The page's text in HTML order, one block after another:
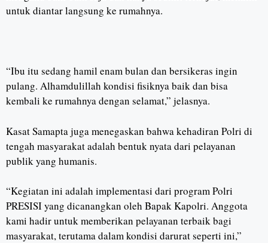
untuk diantar langsung ke rumahnya.
“Ibu itu sedang hamil enam bulan dan bersikeras ingin
pulang. Alhamdulillah kondisi fisiknya baik dan bisa
kembali ke rumahnya dengan selamat,” jelasnya.
Kasat Samapta juga menegaskan bahwa kehadiran Polri di
tengah masyarakat adalah bentuk nyata dari pelayanan
publik yang humanis.
“Kegiatan ini adalah implementasi dari program Polri
PRESISI yang dicanangkan oleh Bapak Kapolri. Anggota
kami hadir untuk memberikan pelayanan terbaik bagi
masyarakat, terutama dalam kondisi darurat seperti ini,”